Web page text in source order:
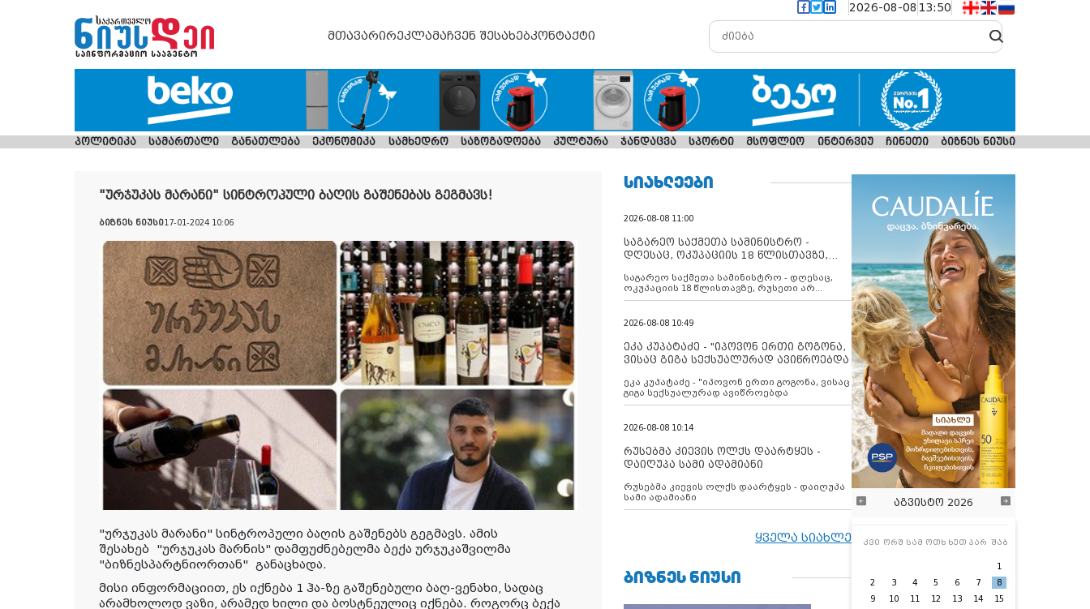
2026-08-08 13:50
მთავარირეკლამაჩვენ შესახებკონტაქტი
პოლიტიკა სამართალი განათლება ეკონომიკა სამხედრო საზოგადოება კულტურა ჯანდაცვა სპორტი მსოფლიო ინტერვიუ ჩინეთი ბიზნეს ნიუსი
"ურჯუკას მარანი" სინტროპული ბაღის გაშენებას გეგმავს!
ბიზნეს ნიუსი17-01-2024 10:06
"ურჯუკას მარანი" სინტროპული ბაღის გაშენებს გეგმავს. ამის
შესახებ "ურჯუკას მარნის" დამფუძნებელმა ბექა ურჯუკაშვილმა
"ბიზნესპარტნიორთან" განაცხადა.
მისი ინფორმაციით, ეს იქნება 1 ჰა-ზე გაშენებული ბაღ-ვენახი, სადაც
არამხოლოდ ვაზი, არამედ ხილი და ბოსტნეულიც იქნება. როგორც ბექა
ᲡᲘᲐᲮᲚᲔᲔᲑᲘ
2026-08-08 11:00
საგარეო საქმეთა სამინისტრო -
დღესაც, ოკუპაციის 18 წლისთავზე,
შუამავლ
საგარეო საქმეთა სამინისტრო - დღესაც,
ოკუპაციის 18 წლისთავზე, რუსეთი არ
ასრულებს ევროკავშირის შუამავლობით
შეწყვეტის შეთანხმებას. მეტიც, რუსეთი
ოკუპირებულ რეგიონებში, აგრძელებს მათი
მილიტარიზაციის პროცესს და აქტიურად
დგამს ნაბიჯებს მათი ფაქტობრივი
2026-08-08 10:49
ეკა კუპატაძე - "იპოვონ ერთი გოგონა,
ვისაც გიგა სექსუალურად ავიწროებდა
ეკა კუპატაძე - "იპოვონ ერთი გოგონა, ვისაც
გიგა სექსუალურად ავიწროებდა
2026-08-08 10:14
რუსებმა კიევის ოლქს დაარტყეს -
დაიღუპა სამი ადამიანი
რუსებმა კიევის ოლქს დაარტყეს - დაიღუპა
სამი ადამიანი
ყველა სიახლე
ᲑᲘᲖᲜᲔᲡ ᲜᲘᲣᲡᲘ
აგვისტო 2026
კვი ორშ სამ ოთხ ხუთ პარ შაბ
1
2
3 4 5 6 7
8
9
10 11 12 13 14
15